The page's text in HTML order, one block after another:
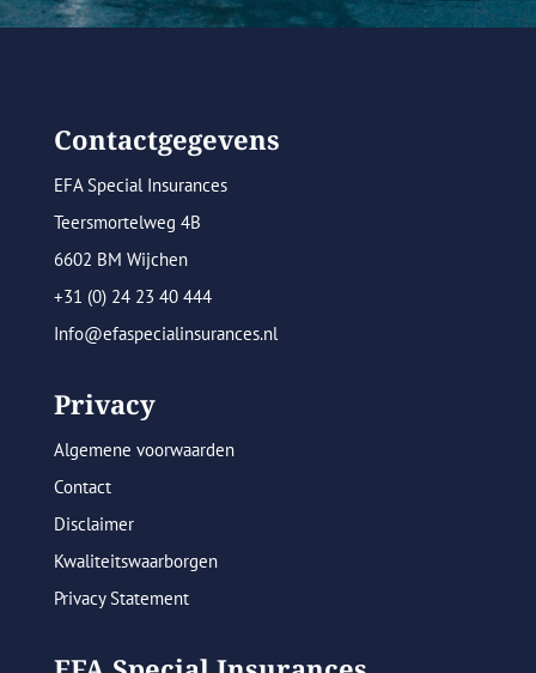
Contactgegevens
EFA Special Insurances
Teersmortelweg 4B
6602 BM Wijchen
+31 (0) 24 23 40 444
Info@efaspecialinsurances.nl
Privacy
Algemene voorwaarden
Contact
Disclaimer
Kwaliteitswaarborgen
Privacy Statement